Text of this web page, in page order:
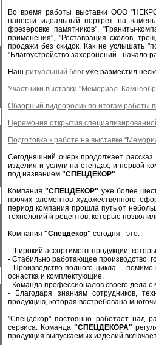
Во время работы выставки ООО
нанести идеальный портрет на
фрезеровке памятников", "Граниты-
применения", "Реставрация сколов,
продажи без скидок. Как не услышать
"Благоустройство захоронений - начало
Наш ритуальный блог уже разместил
Участники выставки "Мемориал.
Обзорный видеоролик по итогам работы
Церемония открытия
Подготовка к работе на выставке
Сегодняшний очерк продолжает
изделия и услуги на стендах, и первой
под названием "СПЕЦДЕКОР".
Компания"СПЕЦДЕКОР" уже более
прочих элементов художественного
период компания прошла путь от
технологий и рецептов, которые
Компания "Спецдекор" сегодня - это:
- Широкий ассортимент продукции,
- Стабильно работающее производство,
- Производство полного цикла –
оснастка и комплектующие.
- Команда профессионалов своего дела
- Благодаря знаниям сотрудников,
продукцию, которая востребована
"Спецдекор" постоянно работает над
сервиса. Команда "СПЕЦДЕКОРА"
продукция выпускаемых изделий